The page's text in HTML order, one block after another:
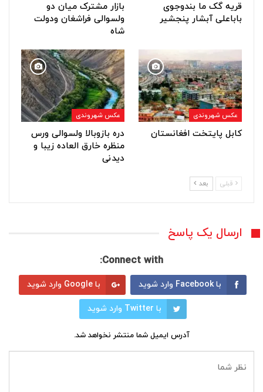
قریه گک ما بندوجوی
باباعلی آبشار پنجشیر
بازار مشترک میان دو
ولسوالی فراشغان ودولت
شاه
عکس شهروندی
کابل پایتخت افغانستان
عکس شهروندی
دره بازوبالا ولسوالی ورس
منظره خارق العاده زیبا و
دیدنی
قبلی بعد
ارسال یک پاسخ
Connect with:
با Facebook وارد شوید با Google وارد شوید
با Twitter وارد شوید
آدرس ایمیل شما منتشر نخواهد شد.